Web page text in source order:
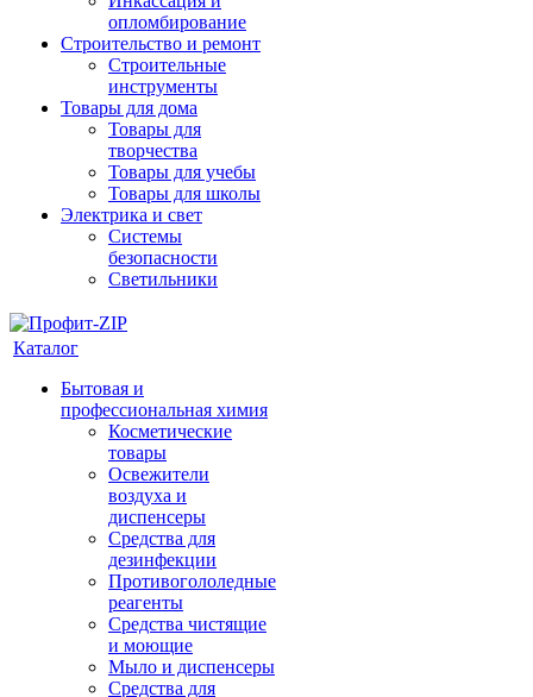
опломбирование
Строительство и ремонт
Строительные
инструменты
Товары для дома
Товары для
творчества
Товары для учебы
Товары для школы
Электрика и свет
Системы
безопасности
Светильники
Каталог
Бытовая и
профессиональная химия
Косметические
товары
Освежители
воздуха и
диспенсеры
Средства для
дезинфекции
Противогололедные
реагенты
Средства чистящие
и моющие
Мыло и диспенсеры
Средства для